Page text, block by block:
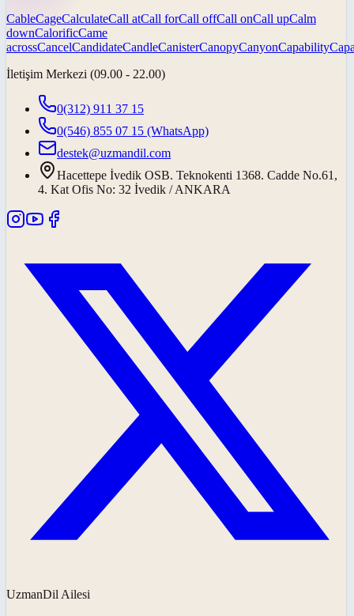
CableCageCalculateCall atCall forCall offCall onCall upCalm
downCalorificCame
acrossCancelCandidateCandleCanisterCanopyCanyonCapability
İletişim Merkezi (09.00 - 22.00)
0(312) 911 37 15
0(546) 855 07 15 (WhatsApp)
destek@uzmandil.com
Hacettepe İvedik OSB. Teknokenti 1368. Cadde No.61,
4. Kat Ofis No: 32 İvedik / ANKARA
UzmanDil Ailesi